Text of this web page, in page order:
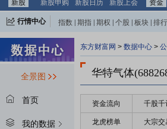
新股
新股申购 新股日历 新股上会 资金
行情中心 指数 期指 期权 个股 板块 排行
全景图
首页
我的数据
东方财富网 > 数据中心 >
华特气体
资金流向 千股千
龙虎榜单 大宗交